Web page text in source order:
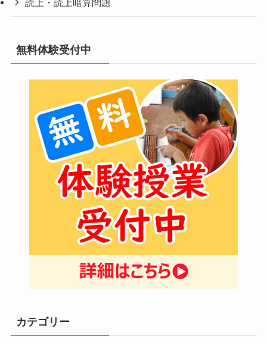
読上・読上暗算問題
無料体験受付中
カテゴリー